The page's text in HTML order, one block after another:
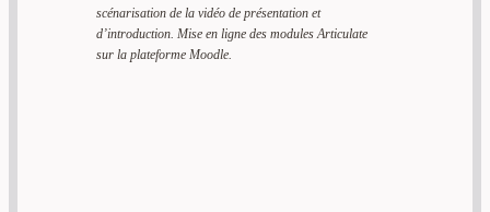
scénarisation de la vidéo de présentation et
d’introduction. Mise en ligne des modules Articulate
sur la plateforme Moodle.